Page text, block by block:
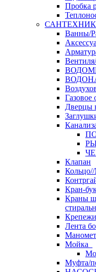
Пробка
Ванны/
Газовое
Дверцы
Клапан
Кран-
Краны
Крепежи
Лента
Мойка
Муфта/